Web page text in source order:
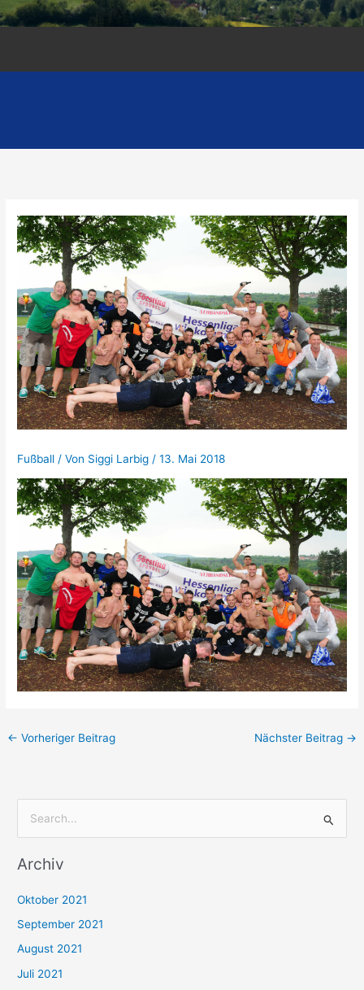
Fußball / Von Siggi Larbig/13. Mai 2018
← Vorheriger Beitrag Nächster Beitrag →
c
n
n
a
Archiv
Oktober 2021
September 2021
August 2021
Juli 2021